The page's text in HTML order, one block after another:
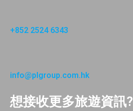
+852 2524 6343
info@plgroup.com.hk
想接收更多旅遊資訊?